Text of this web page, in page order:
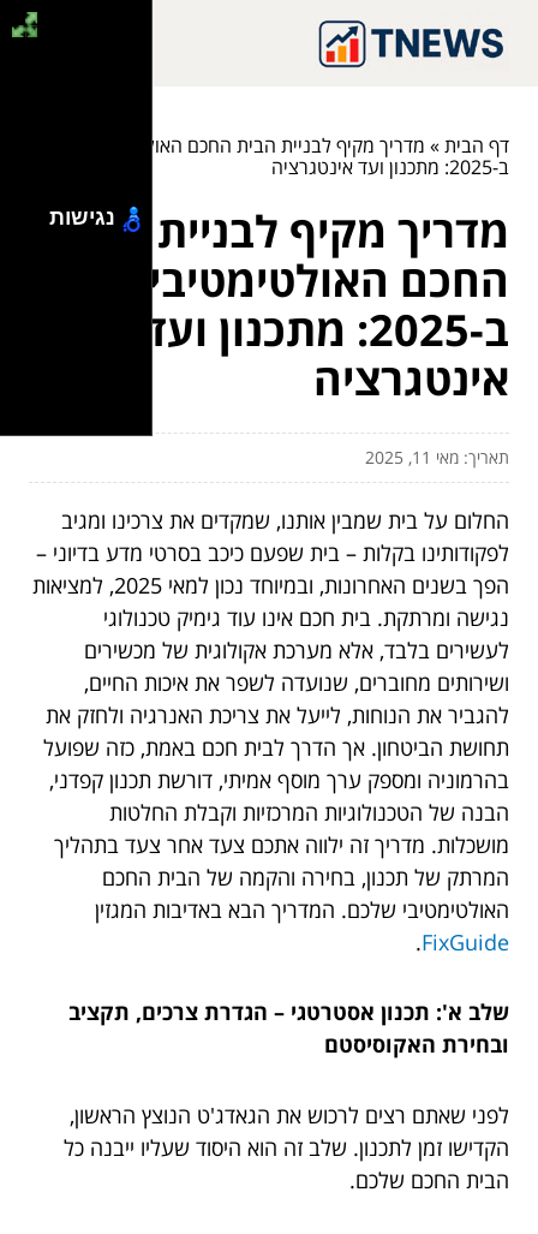
דף הבית» מדריך מקיף לבניית הבית החכם האולטימטיבי
ב-2025: מתכנון ועד אינטגרציה
מדריך מקיף לבניית הבית
החכם האולטימטיבי
ב-2025: מתכנון ועד
אינטגרציה
תאריך: מאי 11, 2025
החלום על בית שמבין אותנו, שמקדים את צרכינו ומגיב
לפקודותינו בקלות – בית שפעם כיכב בסרטי מדע בדיוני –
הפך בשנים האחרונות, ובמיוחד נכון למאי 2025, למציאות
נגישה ומרתקת. בית חכם אינו עוד גימיק טכנולוגי
לעשירים בלבד, אלא מערכת אקולוגית של מכשירים
ושירותים מחוברים, שנועדה לשפר את איכות החיים,
להגביר את הנוחות, לייעל את צריכת האנרגיה ולחזק את
תחושת הביטחון. אך הדרך לבית חכם באמת, כזה שפועל
בהרמוניה ומספק ערך מוסף אמיתי, דורשת תכנון קפדני,
הבנה של הטכנולוגיות המרכזיות וקבלת החלטות
מושכלות. מדריך זה ילווה אתכם צעד אחר צעד בתהליך
המרתק של תכנון, בחירה והקמה של הבית החכם
האולטימטיבי שלכם. המדריך הבא באדיבות המגזין
FixGuide
.
שלב א': תכנון אסטרטגי – הגדרת צרכים, תקציב
ובחירת האקוסיסטם
לפני שאתם רצים לרכוש את הגאדג'ט הנוצץ הראשון,
הקדישו זמן לתכנון. שלב זה הוא היסוד שעליו ייבנה כל
הבית החכם שלכם.
נגישות